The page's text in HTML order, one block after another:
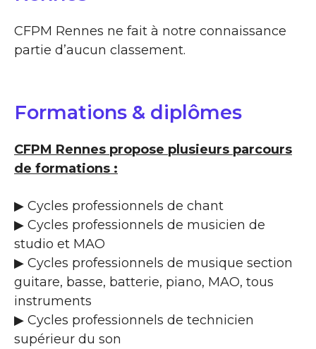
CFPM Rennes ne fait à notre connaissance
partie d’aucun classement.
Formations & diplômes
CFPM Rennes propose plusieurs parcours
de formations :
▶ Cycles professionnels de chant
▶ Cycles professionnels de musicien de
studio et MAO
▶ Cycles professionnels de musique section
guitare, basse, batterie, piano, MAO, tous
instruments
▶ Cycles professionnels de technicien
supérieur du son